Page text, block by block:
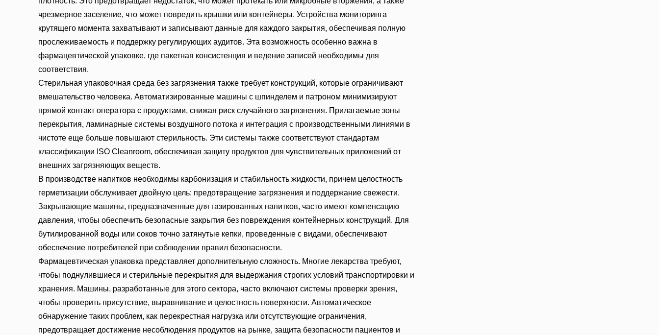
чрезмерное заселение, что может повредить крышки или контейнеры. Устройства мониторинга
крутящего момента захватывают и записывают данные для каждого закрытия, обеспечивая полную
прослеживаемость и поддержку регулирующих аудитов. Эта возможность особенно важна в
фармацевтической упаковке, где пакетная консистенция и ведение записей необходимы для
соответствия.
Стерильная упаковочная среда без загрязнения также требует конструкций, которые ограничивают
вмешательство человека. Автоматизированные машины с шпинделем и патроном минимизируют
прямой контакт оператора с продуктами, снижая риск случайного загрязнения. Прилагаемые зоны
перекрытия, ламинарные системы воздушного потока и интеграция с производственными линиями в
чистоте еще больше повышают стерильность. Эти системы также соответствуют стандартам
классификации ISO Cleanroom, обеспечивая защиту продуктов для чувствительных приложений от
внешних загрязняющих веществ.
В производстве напитков необходимы карбонизация и стабильность жидкости, причем целостность
герметизации обслуживает двойную цель: предотвращение загрязнения и поддержание свежести.
Закрывающие машины, предназначенные для газированных напитков, часто имеют компенсацию
давления, чтобы обеспечить безопасные закрытия без повреждения контейнерных конструкций. Для
бутилированной воды или соков точно затянутые кепки, проведенные с видами, обеспечивают
обеспечение потребителей при соблюдении правил безопасности.
Фармацевтическая упаковка представляет дополнительную сложность. Многие лекарства требуют,
чтобы поднулившиеся и стерильные перекрытия для выдержания строгих условий транспортировки и
хранения. Машины, разработанные для этого сектора, часто включают системы проверки зрения,
чтобы проверить присутствие, выравнивание и целостность поверхности. Автоматическое
обнаружение таких проблем, как перекрестная нагрузка или отсутствующие ограничения,
предотвращает достижение несоблюдения продуктов на рынке, защита безопасности пациентов и